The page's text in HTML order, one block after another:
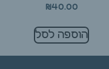
₪40.00
הוספה לסל